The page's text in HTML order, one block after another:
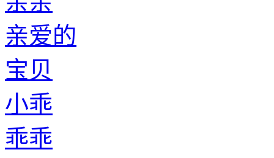
亲爱的
宝贝
小乖
乖乖